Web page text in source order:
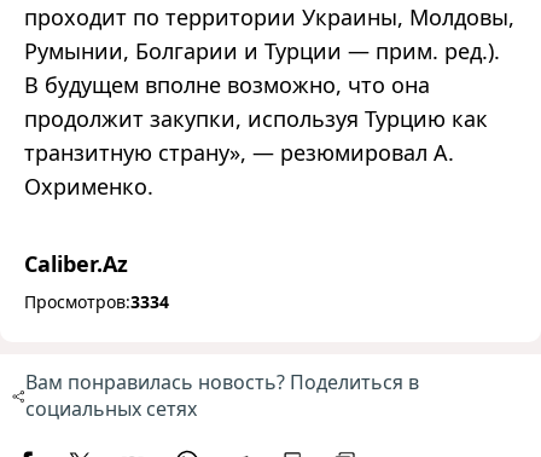
проходит по территории Украины, Молдовы,
Румынии, Болгарии и Турции — прим. ред.).
В будущем вполне возможно, что она
продолжит закупки, используя Турцию как
транзитную страну», — резюмировал А.
Охрименко.
Caliber.Az
Просмотров:3334
Вам понравилась новость? Поделиться в
социальных сетях